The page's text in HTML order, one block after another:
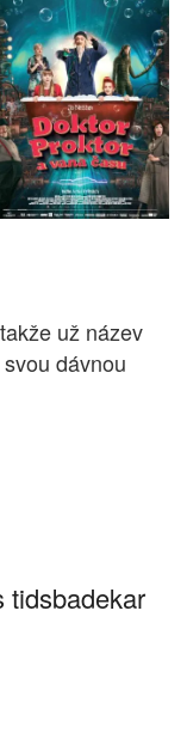
už název
dávnou
tidsbadekar